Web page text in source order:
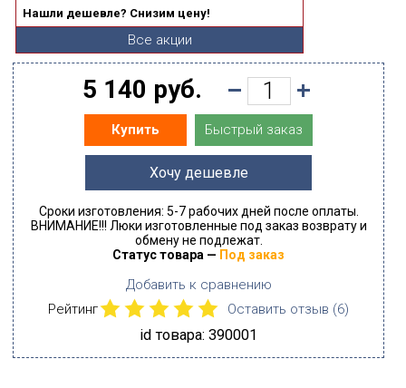
Нашли дешевле? Снизим цену!
Все акции
5 140 руб.
Купить Быстрый заказ
Хочу дешевле
Сроки изготовления: 5-7 рабочих дней после оплаты.
ВНИМАНИЕ!!! Люки изготовленные под заказ возврату и
обмену не подлежат.
Статус товара — Под заказ
Добавить к сравнению
Рейтинг
Оставить отзыв (6)
id товара: 390001